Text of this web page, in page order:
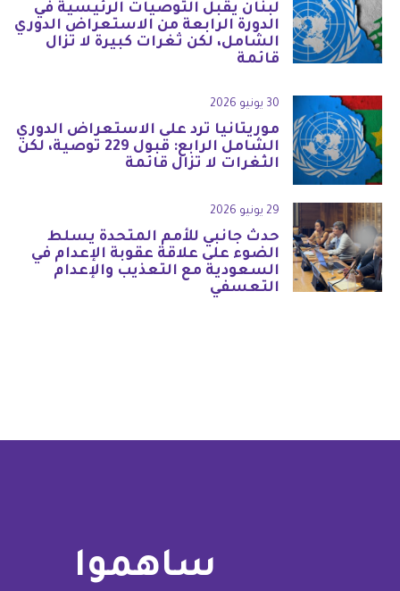
لبنان يقبل التوصيات الرئيسية في
الدورة الرابعة من الاستعراض الدوري
الشامل، لكن ثغرات كبيرة لا تزال
قائمة
30 يونيو 2026
موريتانيا ترد على الاستعراض الدوري
الشامل الرابع: قبول 229 توصية، لكن
الثغرات لا تزال قائمة
29 يونيو 2026
حدث جانبي للأمم المتحدة يسلط
الضوء على علاقة عقوبة الإعدام في
السعودية مع التعذيب والإعدام
التعسفي
ساهموا